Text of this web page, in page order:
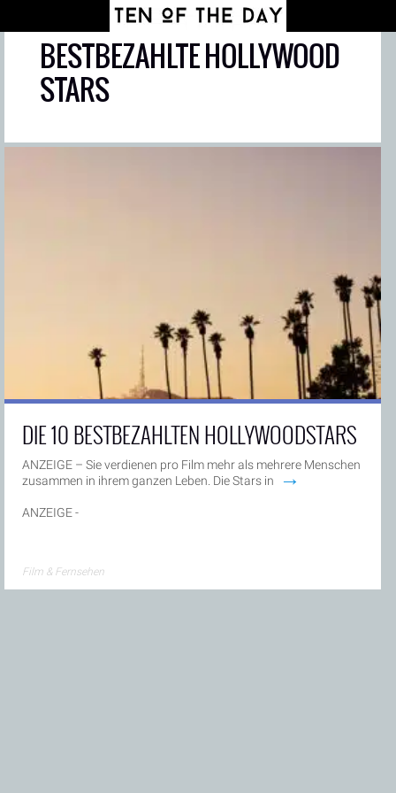
BESTBEZAHLTE HOLLYWOOD
STARS
DIE 10 BESTBEZAHLTEN HOLLYWOODSTARS
ANZEIGE – Sie verdienen pro Film mehr als mehrere Menschen
zusammen in ihrem ganzen Leben. Die Stars in
→
ANZEIGE -
Film & Fernsehen